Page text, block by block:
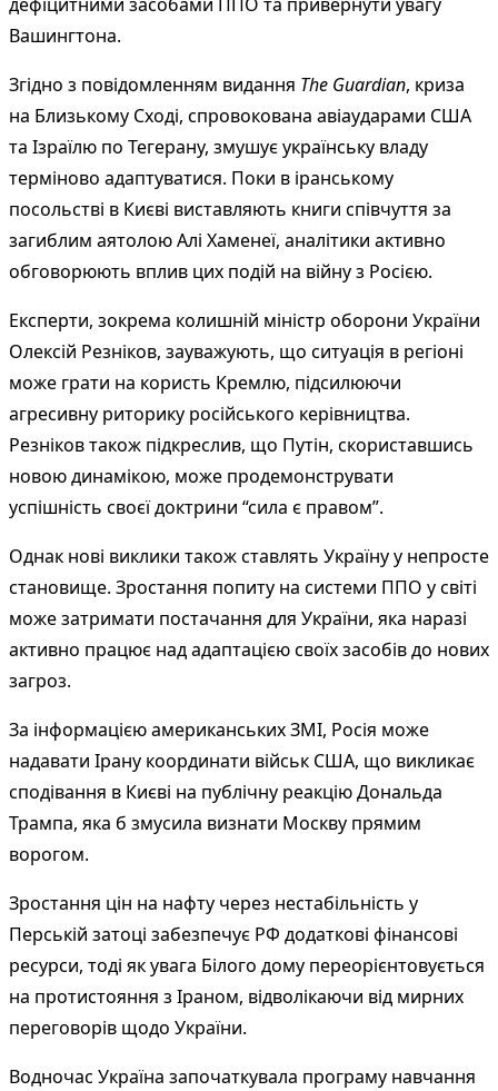
Вашингтона.
Згідно з повідомленням видання The Guardian, криза
на Близькому Сході, спровокована авіаударами США
та Ізраїлю по Тегерану, змушує українську владу
терміново адаптуватися. Поки в іранському
посольстві в Києві виставляють книги співчуття за
загиблим аятолою Алі Хаменеї, аналітики активно
обговорюють вплив цих подій на війну з Росією.
Експерти, зокрема колишній міністр оборони України
Олексій Резніков, зауважують, що ситуація в регіоні
може грати на користь Кремлю, підсилюючи
агресивну риторику російського керівництва.
Резніков також підкреслив, що Путін, скориставшись
новою динамікою, може продемонструвати
успішність своєї доктрини “сила є правом”.
Однак нові виклики також ставлять Україну у непросте
становище. Зростання попиту на системи ППО у світі
може затримати постачання для України, яка наразі
активно працює над адаптацією своїх засобів до нових
загроз.
За інформацією американських ЗМІ, Росія може
надавати Ірану координати військ США, що викликає
сподівання в Києві на публічну реакцію Дональда
Трампа, яка б змусила визнати Москву прямим
ворогом.
Зростання цін на нафту через нестабільність у
Перській затоці забезпечує РФ додаткові фінансові
ресурси, тоді як увага Білого дому переорієнтовується
на протистояння з Іраном, відволікаючи від мирних
переговорів щодо України.
Водночас Україна започаткувала програму навчання